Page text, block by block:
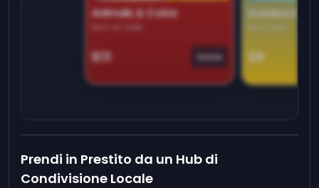
Animals & Coins
Earn on side
$13 Game
Domino
$9
Prendi in Prestito da un Hub di
Condivisione Locale